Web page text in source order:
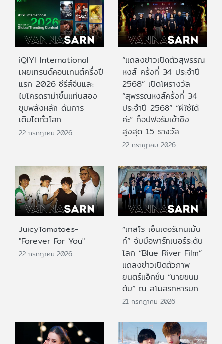
iQIYI International
เผยเทรนด์คอนเทนต์ครึ่งปี
แรก 2026 ซีรีส์จีนและ
ไมโครดราม่าขึ้นแท่นสอง
ขุมพลังหลัก ดันการ
เติบโตทั่วโลก
22 กรกฎาคม 2026
“แถลงข่าวเปิดตัวสุพรรณ
หงส์ ครั้งที่ 34 ประจำปี
2568” เปิดโผรางวัล
“สุพรรณหงส์ครั้งที่ 34
ประจำปี 2568” “ผีใช้ได้
ค่ะ” ท็อปฟอร์มเข้าชิง
สูงสุด 15 รางวัล
22 กรกฎาคม 2026
JuicyTomatoes-
"Forever For You"
22 กรกฎาคม 2026
“เกสโร เอ็นเตอร์เทนเม้น
ท์” จับมือพาร์ทเนอร์ระดับ
โลก “Blue River Film”
แถลงข่าวเปิดตัวภาพ
ยนตร์แอ็กชั่น “นายขนม
ต้ม” ณ สโมสรทหารบก
21 กรกฎาคม 2026